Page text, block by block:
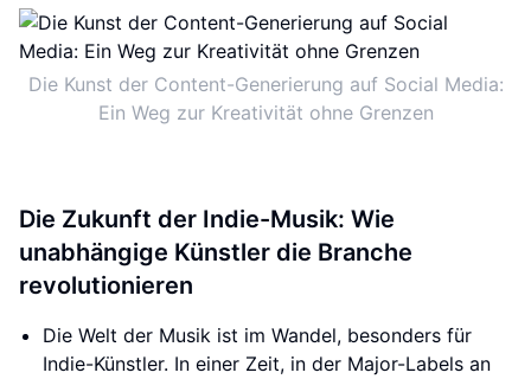
Die Kunst der Content-Generierung auf Social Media:
Ein Weg zur Kreativität ohne Grenzen
Die Zukunft der Indie-Musik: Wie
unabhängige Künstler die Branche
revolutionieren
Die Welt der Musik ist im Wandel, besonders für
Indie-Künstler. In einer Zeit, in der Major-Labels an